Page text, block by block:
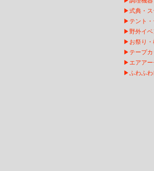
▶式典・
▶ テント
▶野外イ
▶ お祭り
▶ テープカ
▶ エアア
▶ふわふ